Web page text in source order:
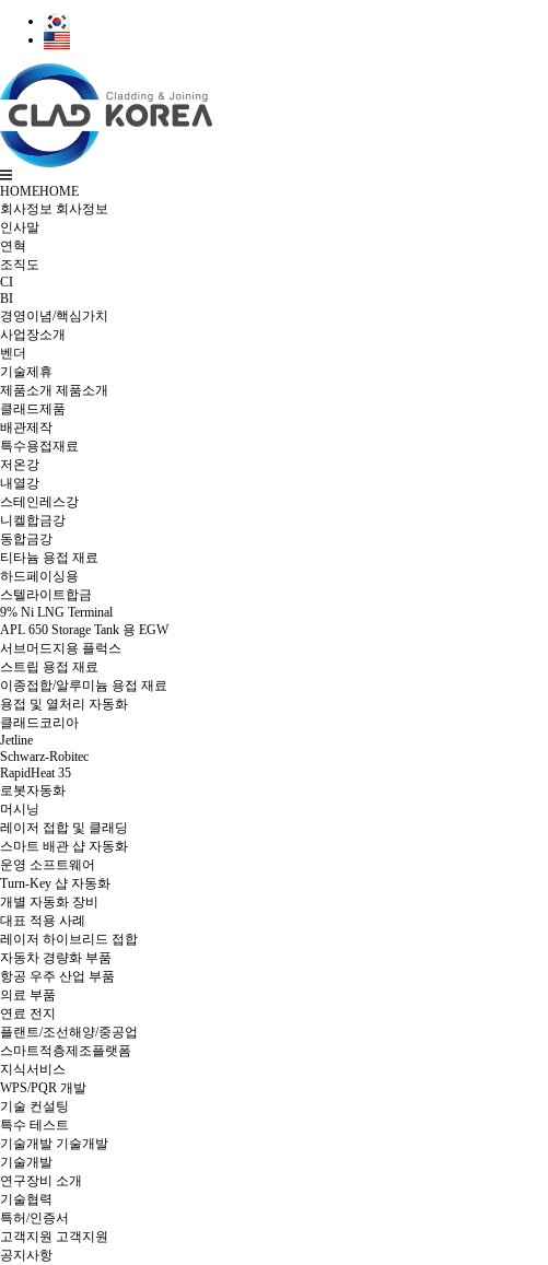
HOMEHOME
회사정보 회사정보
인사말
연혁
조직도
CI
BI
경영이념/핵심가치
사업장소개
벤더
기술제휴
제품소개 제품소개
클래드제품
배관제작
특수용접재료
저온강
내열강
스테인레스강
니켈합금강
동합금강
티타늄 용접 재료
하드페이싱용
스텔라이트합금
9% Ni LNG Terminal
APL 650 Storage Tank 용 EGW
서브머드지용 플럭스
스트립 용접 재료
이종접합/알루미늄 용접 재료
용접 및 열처리 자동화
클래드코리아
Jetline
Schwarz-Robitec
RapidHeat 35
로봇자동화
머시닝
레이저 접합 및 클래딩
스마트 배관 샵 자동화
운영 소프트웨어
Turn-Key 샵 자동화
개별 자동화 장비
대표 적용 사례
레이저 하이브리드 접합
자동차 경량화 부품
항공 우주 산업 부품
의료 부품
연료 전지
플랜트/조선해양/중공업
스마트적층제조플랫폼
지식서비스
WPS/PQR 개발
기술 컨설팅
특수 테스트
기술개발 기술개발
기술개발
연구장비 소개
기술협력
특허/인증서
고객지원 고객지원
공지사항